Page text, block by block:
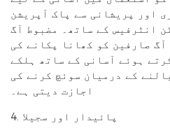
اور پریشانی سے پاک آپریشن
انٹرفیس کے ساتھ۔ مضبوط آگ
صارفین کو کھانا پکانے کی
ہوئے آسانی کے ساتھ ہلکے
کے درمیان سوئچ کرنے کی
اجازت دیتی ہے۔
4. پائیدار اور سجیلا